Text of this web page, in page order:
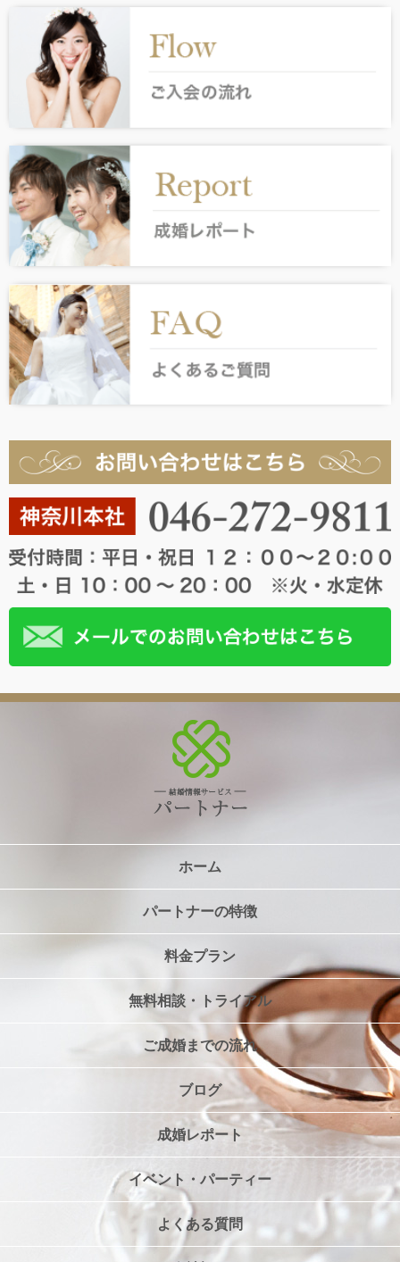
ホーム
パートナーの特徴
料金プラン
無料相談・トライアル
ご成婚までの流れ
ブログ
成婚レポート
イベント・パーティー
よくある質問